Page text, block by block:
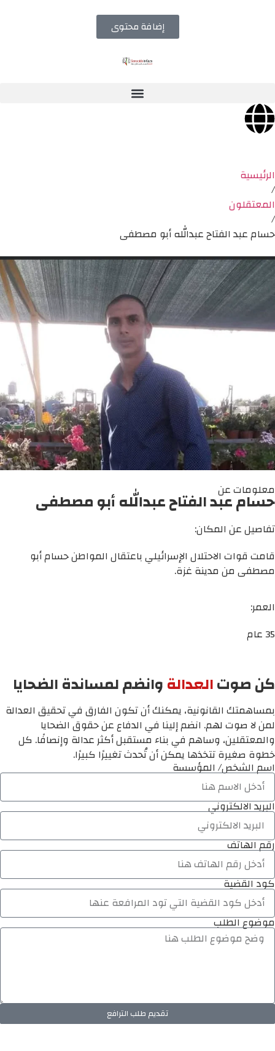
إضافة محتوى
الرئيسية
/
المعتقلون
/
حسام عبد الفتاح عبدالله أبو مصطفى
معلومات عن
حسام عبد الفتاح عبدالله أبو مصطفى
تفاصيل عن المكان:
قامت قوات الاحتلال الإسرائيلي باعتقال المواطن حسام أبو
مصطفى من مدينة غزة.
العمر:
35 عام
كن صوتالعدالةوانضم لمساندة الضحايا
بمساهمتك القانونية، يمكنك أن تكون الفارق في تحقيق العدالة
لمن لا صوت لهم. انضم إلينا في الدفاع عن حقوق الضحايا
والمعتقلين، وساهم في بناء مستقبل أكثر عدالة وإنصافًا. كل
خطوة صغيرة تتخذها يمكن أن تُحدث تغييرًا كبيرًا.
اسم الشخص/ المؤسسة
البريد الالكتروني
رقم الهاتف
كود القضية
موضوع الطلب
تقديم طلب الترافع